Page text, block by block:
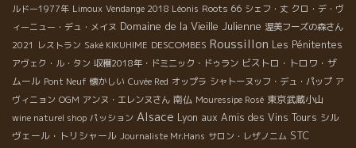
ルドー1977年 Limoux Vendange 2018 Léonis Roots 66 シェフ・丈 クロ・デ・ヴ
ィーニュー・デュ・メイヌ Domaine de la Vieille Julienne 渥美フーズの森さん
2021 レストラン Saké KIKUHIME DESCOMBES Roussillon Les Pénitentes
アヴェク・ル・タン 収穫2018年・ドミニック・ドゥラン ビストロ・トロワ・ザ
ムール Pont Neuf 懐かしい Cuvée Red オップラ シャトーヌッフ・デュ・パップ ア
ヴィニョン OGM アンヌ・エレンヌさん 南仏 Mouressipe Rosé 東京武蔵小山
wine naturel shop パッション Alsace Lyon aux Amis des Vins Tours シル
ヴェール・トリシャール Journaliste Mr.Hans サロン・レザノニム STC